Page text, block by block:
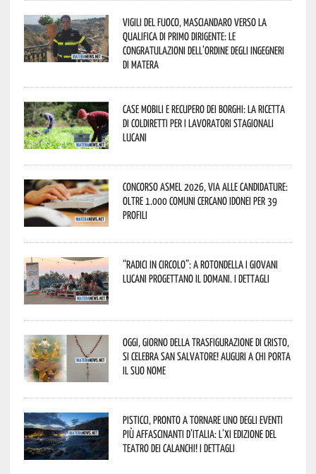
Vigili del Fuoco, Masciandaro verso la
qualifica di Primo Dirigente: le
congratulazioni dell’Ordine degli Ingegneri
di Matera
Case mobili e recupero dei borghi: la ricetta
di Coldiretti per i lavoratori stagionali
lucani
Concorso Asmel 2026, via alle candidature:
oltre 1.000 Comuni cercano idonei per 39
profili
“Radici in Circolo”: a Rotondella i giovani
lucani progettano il domani. I dettagli
Oggi, giorno della Trasfigurazione di Cristo,
si celebra San Salvatore! Auguri a chi porta
il suo nome
Pisticci, pronto a tornare uno degli eventi
più affascinanti d’Italia: l’XI edizione del
Teatro dei Calanchi! I dettagli